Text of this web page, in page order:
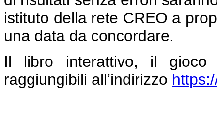
istituto della rete CREO a
una data da concordare.
Il libro interattivo, il
raggiungibili all’indirizzo